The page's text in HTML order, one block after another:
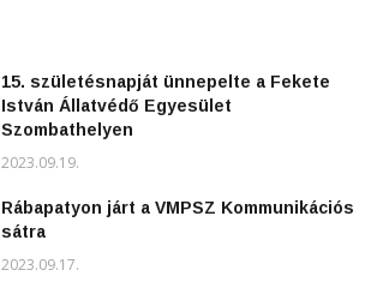
15. születésnapját ünnepelte a Fekete
István Állatvédő Egyesület
Szombathelyen
2023.09.19.
Rábapatyon járt a VMPSZ Kommunikációs
sátra
2023.09.17.